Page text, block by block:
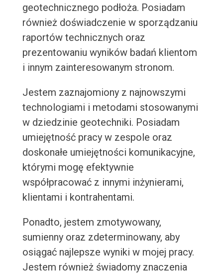
geotechnicznego podłoża. Posiadam
również doświadczenie w sporządzaniu
raportów technicznych oraz
prezentowaniu wyników badań klientom
i innym zainteresowanym stronom.
Jestem zaznajomiony z najnowszymi
technologiami i metodami stosowanymi
w dziedzinie geotechniki. Posiadam
umiejętność pracy w zespole oraz
doskonałe umiejętności komunikacyjne,
którymi mogę efektywnie
współpracować z innymi inżynierami,
klientami i kontrahentami.
Ponadto, jestem zmotywowany,
sumienny oraz zdeterminowany, aby
osiągać najlepsze wyniki w mojej pracy.
Jestem również świadomy znaczenia